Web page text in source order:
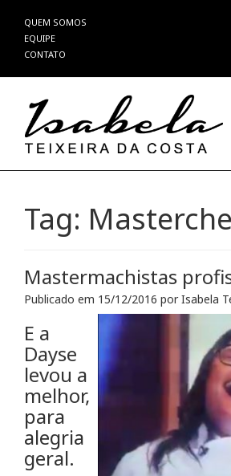
Pular
para
o
QUEM SOMOS
EQUIPE
CONTATO
Tag:
Mastermachistas
Publicado em 15/12/2016 porIsabela
E a
Dayse
levou a
melhor,
para
alegria
geral.